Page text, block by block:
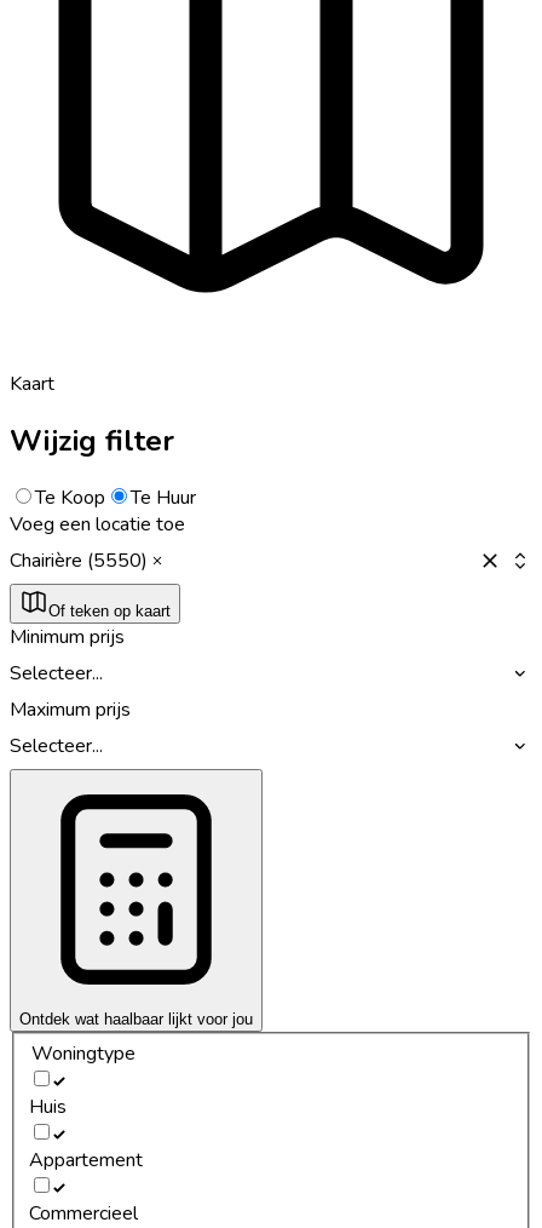
Kaart
Wijzig filter
Te Koop
Te Huur
Voeg een locatie toe
Chairière (5550)
Of teken op kaart
Minimum prijs
Selecteer...
Maximum prijs
Selecteer...
Ontdek wat haalbaar lijkt voor jou
Woningtype
Huis
Appartement
Commercieel